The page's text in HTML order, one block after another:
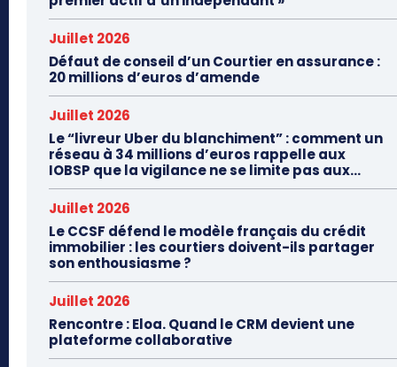
Juillet 2026
Défaut de conseil d’un Courtier en assurance :
20 millions d’euros d’amende
Juillet 2026
Le “livreur Uber du blanchiment” : comment un
réseau à 34 millions d’euros rappelle aux
IOBSP que la vigilance ne se limite pas aux...
Juillet 2026
Le CCSF défend le modèle français du crédit
immobilier : les courtiers doivent-ils partager
son enthousiasme ?
Juillet 2026
Rencontre : Eloa. Quand le CRM devient une
plateforme collaborative